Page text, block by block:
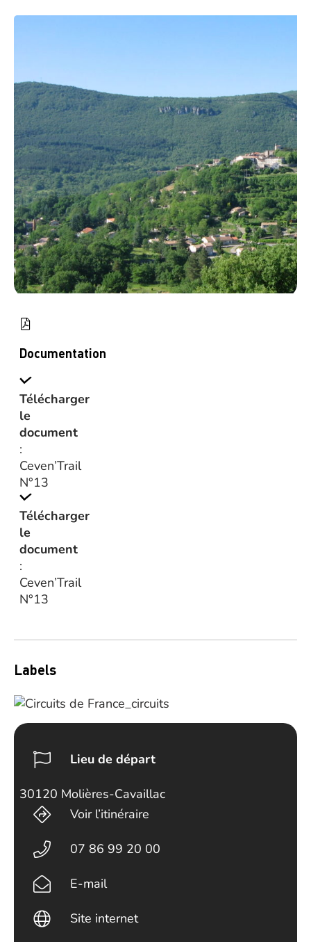
Documentation
Télécharger
le
document
:
Ceven’Trail
N°13
Télécharger
le
document
:
Ceven’Trail
N°13
Labels
Lieu de départ
30120 Molières-Cavaillac
Voir l’itinéraire
07 86 99 20 00
E-mail
Site internet